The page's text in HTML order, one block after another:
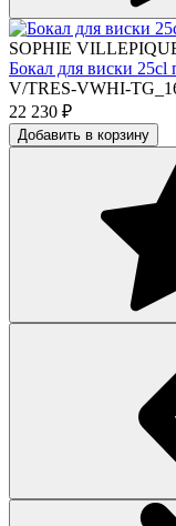
SOPHIE
Бокал для виски 25cl
V/TRES-VWHI-
22 230 ₽
Добавить в корзину